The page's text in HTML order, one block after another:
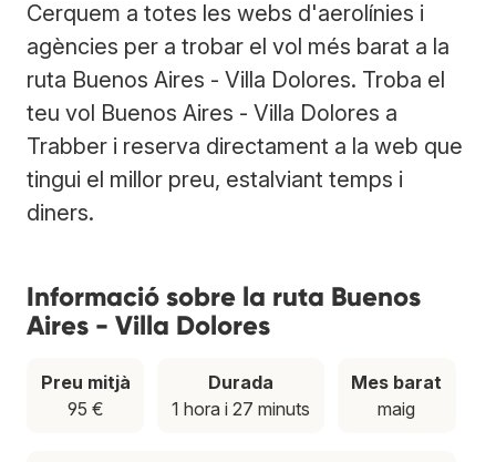
Cerquem a totes les webs d'aerolínies i
agències per a trobar el vol més barat a la
ruta Buenos Aires - Villa Dolores. Troba el
teu vol Buenos Aires - Villa Dolores a
Trabber i reserva directament a la web que
tingui el millor preu, estalviant temps i
diners.
Informació sobre la ruta Buenos
Aires - Villa Dolores
Preu mitjà
95 €
Durada
1 hora i 27 minuts
Mes barat
maig